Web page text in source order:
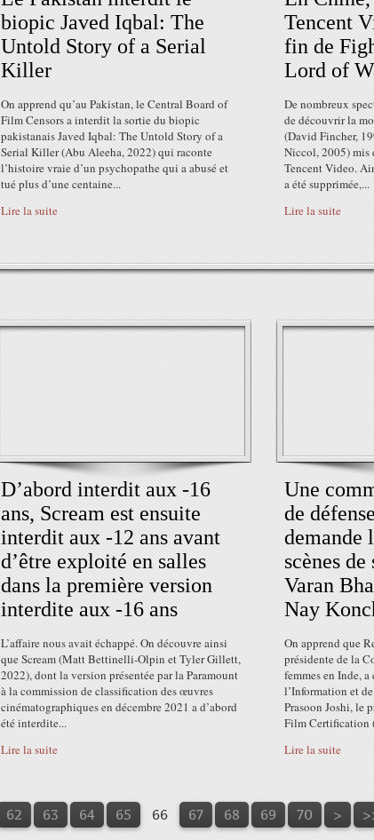
biopic Javed Iqbal: The
Untold Story of a Serial
Killer
On apprend qu’au Pakistan, le Central Board of
Film Censors a interdit la sortie du biopic
pakistanais Javed Iqbal: The Untold Story of a
Serial Killer (Abu Aleeha, 2022) qui raconte
l’histoire vraie d’un psychopathe qui a abusé et
tué plus d’une centaine...
Lire la suite
Tencent
fin de
Lord of
De nombreux
de découvrir la
(David Fincher,
Niccol, 2005) mis
Tencent Video.
a été supprimée,...
Lire la suite
D’abord interdit aux -16
ans, Scream est ensuite
interdit aux -12 ans avant
d’être exploité en salles
dans la première version
interdite aux -16 ans
L’affaire nous avait échappé. On découvre ainsi
que Scream (Matt Bettinelli-Olpin et Tyler Gillett,
2022), dont la version présentée par la Paramount
à la commission de classification des œuvres
cinématographiques en décembre 2021 a d’abord
été interdite...
Lire la suite
Une
de
demande
scènes
Varan
Nay
On apprend que
présidente de la
femmes en Inde,
l’Information et
Prasoon Joshi, le
Film Certification
Lire la suite
62 63 64 65 66 67 68 69 70 80
90
100
200
>